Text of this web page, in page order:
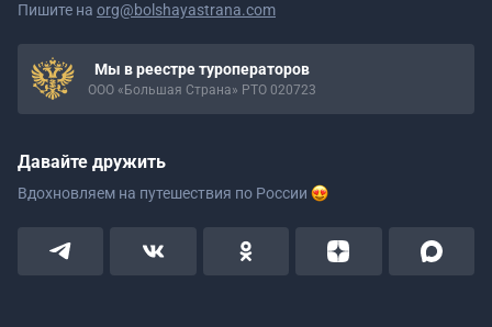
Пишите на org@bolshayastrana.com
Мы в реестре туроператоров
ООО «Большая Страна» РТО 020723
Давайте дружить
Вдохновляем на путешествия по России